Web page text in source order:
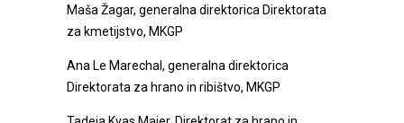
Maša Žagar, generalna direktorica Direktorata
za kmetijstvo, MKGP
Ana Le Marechal, generalna direktorica
Direktorata za hrano in ribištvo, MKGP